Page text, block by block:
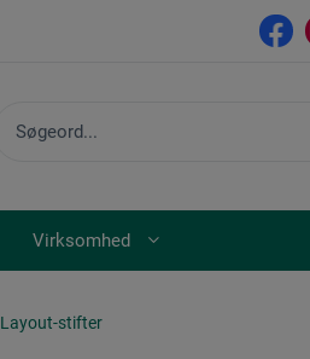
Virksomhed
Layout-stifter